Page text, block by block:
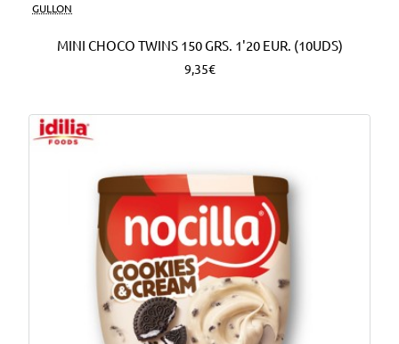
GULLON
MINI CHOCO TWINS 150 GRS. 1'20 EUR. (10UDS)
9,35€